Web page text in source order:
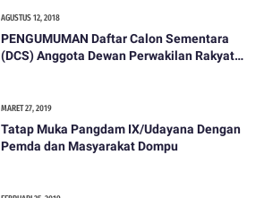
AGUSTUS 12, 2018
PENGUMUMAN Daftar Calon Sementara
(DCS) Anggota Dewan Perwakilan Rakyat
MARET 27, 2019
Tatap Muka Pangdam IX/Udayana Dengan
Pemda dan Masyarakat Dompu